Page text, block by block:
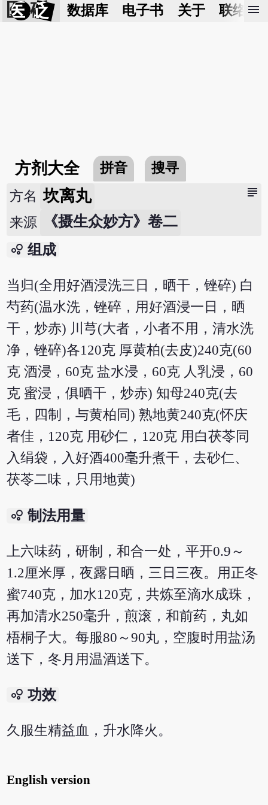
医 砭 数据库 电子书 关于 联络我
menu
方剂大全 拼音 搜寻
subject
方名 坎离丸
来源 《摄生众妙方》卷二
bubble_chart 组成
当归(全用好酒浸洗三日，晒干，锉碎) 白
芍药(温水洗，锉碎，用好酒浸一日，晒
干，炒赤) 川芎(大者，小者不用，清水洗
净，锉碎)各120克 厚黄柏(去皮)240克(60
克 酒浸，60克 盐水浸，60克 人乳浸，60
克 蜜浸，俱晒干，炒赤) 知母240克(去
毛，四制，与黄柏同) 熟地黄240克(怀庆
者佳，120克 用砂仁，120克 用白茯苓同
入绢袋，入好酒400毫升煮干，去砂仁、
茯苓二味，只用地黄)
bubble_chart 制法用量
上六味药，研制，和合一处，平开0.9～
1.2厘米厚，夜露日晒，三日三夜。用正冬
蜜740克，加水120克，共炼至滴水成珠，
再加清水250毫升，煎滚，和前药，丸如
梧桐子大。每服80～90丸，空腹时用盐汤
送下，冬月用温酒送下。
bubble_chart 功效
久服生精益血，升水降火。
English version